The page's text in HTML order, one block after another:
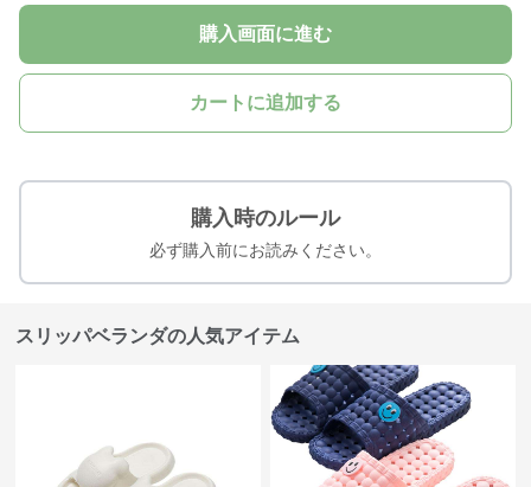
購入画面に進む
カートに追加する
購入時のルール
必ず購入前にお読みください。
スリッパベランダの人気アイテム